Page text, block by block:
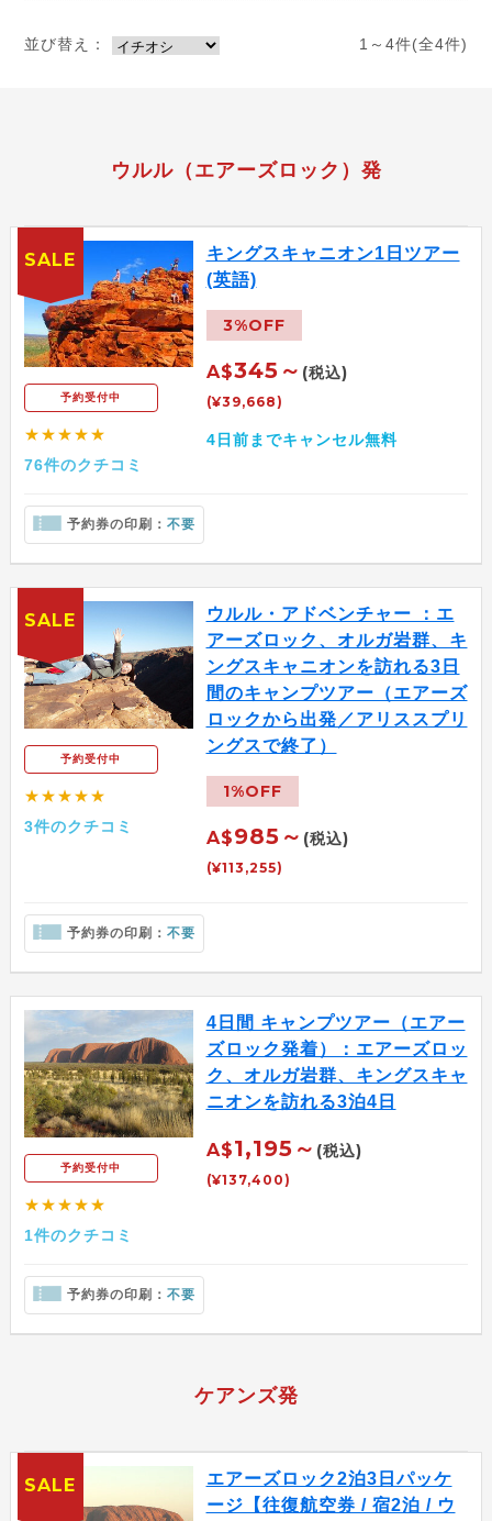
並び替え： 1～4件(全4件)
ウルル（エアーズロック）発
予約受付中
★★★★★
76件のクチコミ
キングスキャニオン1日ツアー
(英語)
3%OFF
A$345～ (税込)
(¥39,668)
4日前までキャンセル無料
予約券の印刷： 不要
SALE
予約受付中
★★★★★
3件のクチコミ
ウルル・アドベンチャー ：エ
アーズロック、オルガ岩群、キ
ングスキャニオンを訪れる3日
間のキャンプツアー（エアーズ
ロックから出発／アリススプリ
ングスで終了）
1%OFF
A$985～ (税込)
(¥113,255)
予約券の印刷： 不要
SALE
予約受付中
★★★★★
1件のクチコミ
4日間 キャンプツアー（エアー
ズロック発着）：エアーズロッ
ク、オルガ岩群、キングスキャ
ニオンを訪れる3泊4日
A$1,195～ (税込)
(¥137,400)
予約券の印刷： 不要
ケアンズ発
エアーズロック2泊3日パッケ
ージ【往復航空券 / 宿2泊 / ウ
SALE